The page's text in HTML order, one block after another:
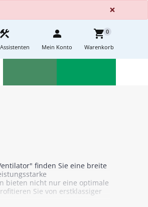
×
construction person
Mein Konto
shopping_cart0
Warenkorb
finden Sie eine breite
bieten nicht nur eine optimale
Sie von erstklassiger